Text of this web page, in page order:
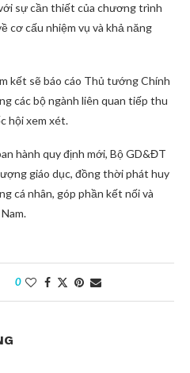
sự cần thiết của chương trình
cơ cấu nhiệm vụ và khả năng
kết sẽ báo cáo Thủ tướng Chính
các bộ ngành liên quan tiếp thu
hội xem xét.
hành quy định mới, Bộ GD&ĐT
giáo dục, đồng thời phát huy
cá nhân, góp phần kết nối và
0